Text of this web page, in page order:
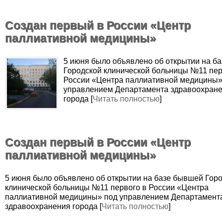
Создан первый в России «Центр
паллиативной медицины»
5 июня было объявлено об открытии на
Городской клинической больницы №11
России «Центра паллиативной
управлением Департамента
города [Читать полностью]
Создан первый в России «Центр
паллиативной медицины»
5 июня было объявлено об открытии на базе бывшей
клинической больницы №11 первого в России «Центра
паллиативной медицины» под управлением
здравоохранения города [Читать полностью]